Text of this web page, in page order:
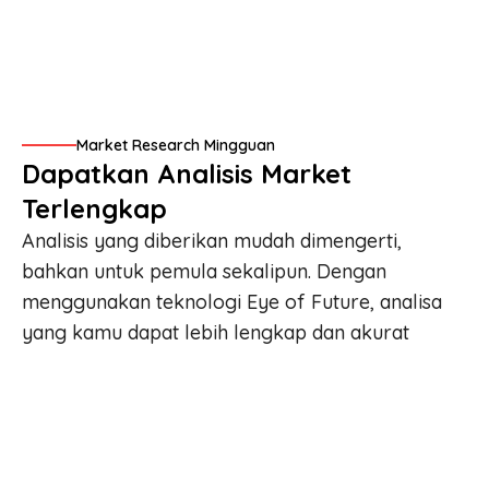
Market Research Mingguan
Dapatkan Analisis Market
Terlengkap
Analisis yang diberikan mudah dimengerti,
bahkan untuk pemula sekalipun. Dengan
menggunakan teknologi Eye of Future, analisa
yang kamu dapat lebih lengkap dan akurat